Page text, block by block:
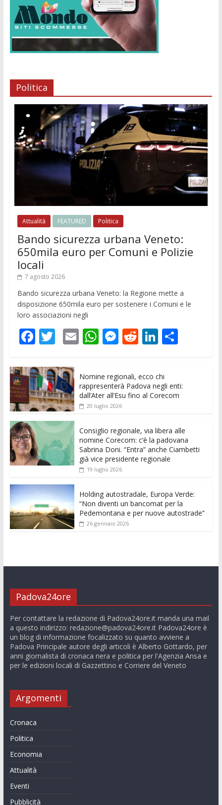
Politica
Attualità FEATURED Politica
Bando sicurezza urbana Veneto:
650mila euro per Comuni e Polizie
locali
7 agosto 2026
Bando sicurezza urbana Veneto: la Regione mette a
disposizione 650mila euro per sostenere i Comuni e le
loro associazioni negli
F
e
b
o
o
k
T
itt
er
E
l
W
s
A
p
p
M
ss
e
n
er
R
di
t
Li
k
e
dI
C
di
vi
Nomine regionali, ecco chi
rappresenterà Padova negli enti:
dall’Ater all’Esu fino al Corecom
20 luglio 2026
Consiglio regionale, via libera alle
nomine Corecom: c’è la padovana
Sabrina Doni. “Entra” anche Ciambetti
già vice presidente regionale
19 luglio 2026
Holding autostradale, Europa Verde:
“Non diventi un bancomat per la
Pedemontana e per nuove autostrade”
26 gennaio 2026
Padova24ore
Per contattare la redazione di Padova24ore.it manda una mail
a questo indirizzo: redazione@padova24ore.itPadova24ore è
un blog di informazione focalizzato su quanto avviene a
Padova Principale autore degli articoli è Alberto Gottardo, per
anni giornalista di cronaca nera e politica per l'Agenzia Ansa e
per le edizioni locali di Gazzettino e Corriere del Veneto
Argomenti
Cronaca
Politica
Economia
Attualità
Eventi
Pubblicità